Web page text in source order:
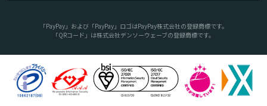
「PayPay」および「PayPay」ロゴはPayPay株式会社の登録商標です。
「QRコード」は株式会社デンソーウェーブの登録商標です。